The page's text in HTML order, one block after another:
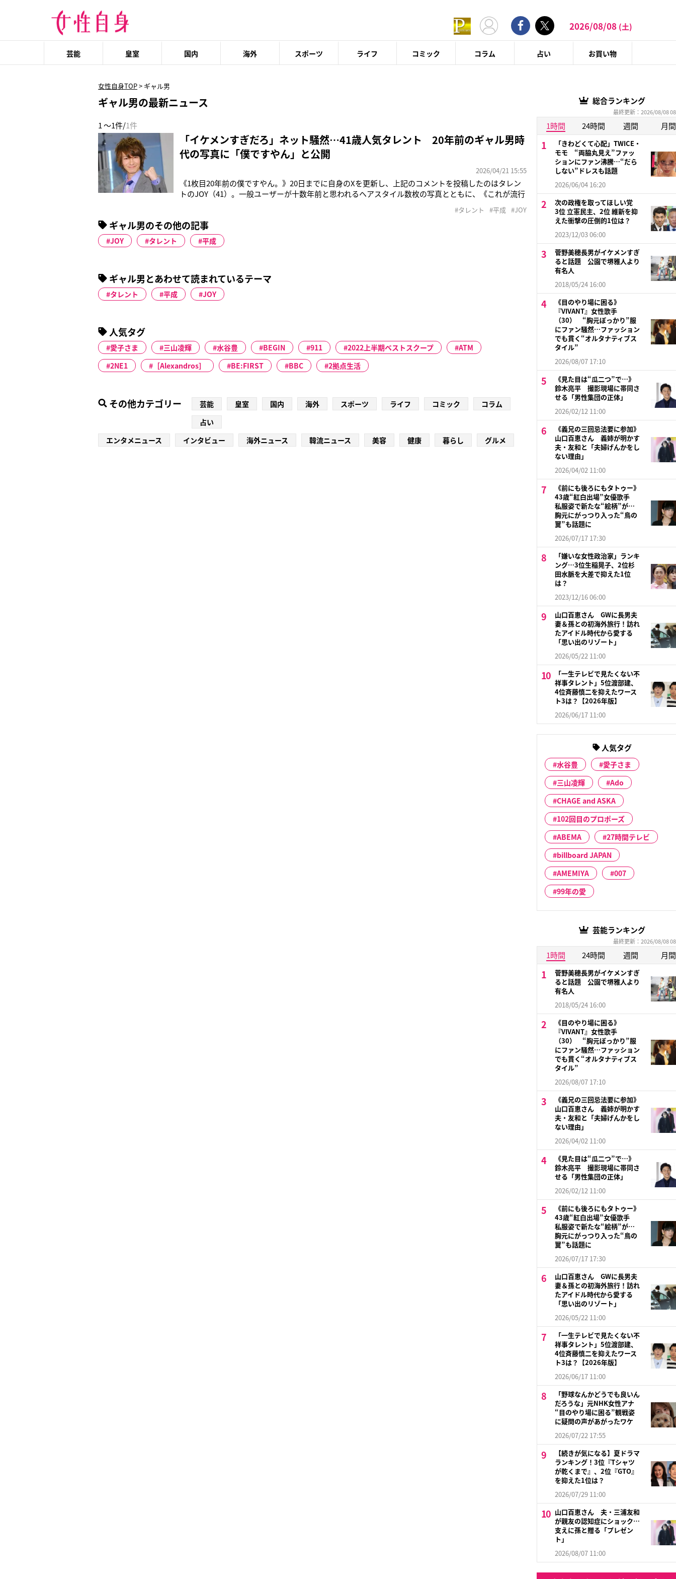
2026/08/08 (土)
芸能 皇室 国内 海外 スポーツ ライフ コミック コラム 占い お買い物
女性自身TOP> ギャル男
ギャル男の最新ニュース
1 ～1件/1件
「イケメンすぎだろ」ネット騒然…41歳人気タレント 20年前のギャル男時
代の写真に「僕ですやん」と公開
2026/04/21 15:55
《1枚目20年前の僕ですやん。》20日までに自身のXを更新し、上記のコメントを投稿したのはタレン
トのJOY（41）。一般ユーザーが十数年前と思われるヘアスタイル数枚の写真とともに、《これが流行
が20年前の自分であることを認めた上で、《全国的にこんな髪型の人が多発してたし、渋谷に関して
はギャルとギャル男が埋
#タレント #平成 #JOY
ギャル男のその他の記事
JOY タレント 平成
ギャル男とあわせて読まれているテーマ
タレント 平成 JOY
人気タグ
愛子さま 三山凌輝 水谷豊 BEGIN 911 2022上半期ベストスクープ
ATM
2NE1
［Alexandros］ BE:FIRST BBC 2拠点生活
その他カテゴリー 芸能 皇室 国内 海外 スポーツ ライフ コミック
コラム
占い
エンタメニュース
インタビュー 海外ニュース 韓流ニュース 美容 健康 暮らし グルメ
総合ランキング
最終更新：2026/08/08
1時間 24時間 週間 月間
「きわどくて心配」TWICE・
モモ “両脇丸見え”ファッ
ションにファン沸騰…“だら
しない”ドレスも話題
2026/06/04 16:20
次の政権を取ってほしい党
3位 立憲民主、2位 維新を抑
えた衝撃の圧倒的1位は？
2023/12/03 06:00
菅野美穂長男がイケメンすぎ
ると話題 公園で堺雅人より
有名人
2018/05/24 16:00
《目のやり場に困る》
『VIVANT』女性歌手
（30） “胸元ぽっかり”服
にファン騒然…ファッション
でも貫く“オルタナティブス
タイル”
2026/08/07 17:10
《見た目は“瓜二つ”で…》
鈴木亮平 撮影現場に帯同さ
せる「男性集団の正体」
2026/02/12 11:00
《義兄の三回忌法要に参加》
山口百恵さん 義姉が明かす
夫・友和と「夫婦げんかをし
ない理由」
2026/04/02 11:00
《前にも後ろにもタトゥー》
43歳“紅白出場”女優歌手
私服姿で新たな“絵柄”が…
胸元にがっつり入った“鳥の
翼”も話題に
2026/07/17 17:30
「嫌いな女性政治家」ランキ
ング…3位生稲晃子、2位杉
田水脈を大差で抑えた1位
は？
2023/12/16 06:00
山口百恵さん GWに長男夫
妻＆孫との初海外旅行！訪れ
たアイドル時代から愛する
「思い出のリゾート」
2026/05/22 11:00
「一生テレビで見たくない不
祥事タレント」5位渡部建、
4位斉藤慎二を抑えたワース
ト3は？【2026年版】
2026/06/17 11:00
人気タグ
水谷豊
愛子さま
三山凌輝
Ado
CHAGE and ASKA
102回目のプロポーズ
ABEMA
27時間テレビ
billboard JAPAN
AMEMIYA
007
99年の愛
芸能ランキング
最終更新：2026/08/08
1時間 24時間 週間 月間
菅野美穂長男がイケメンすぎ
ると話題 公園で堺雅人より
有名人
2018/05/24 16:00
《目のやり場に困る》
『VIVANT』女性歌手
（30） “胸元ぽっかり”服
にファン騒然…ファッション
でも貫く“オルタナティブス
タイル”
2026/08/07 17:10
《義兄の三回忌法要に参加》
山口百恵さん 義姉が明かす
夫・友和と「夫婦げんかをし
ない理由」
2026/04/02 11:00
《見た目は“瓜二つ”で…》
鈴木亮平 撮影現場に帯同さ
せる「男性集団の正体」
2026/02/12 11:00
《前にも後ろにもタトゥー》
43歳“紅白出場”女優歌手
私服姿で新たな“絵柄”が…
胸元にがっつり入った“鳥の
翼”も話題に
2026/07/17 17:30
山口百恵さん GWに長男夫
妻＆孫との初海外旅行！訪れ
たアイドル時代から愛する
「思い出のリゾート」
2026/05/22 11:00
「一生テレビで見たくない不
祥事タレント」5位渡部建、
4位斉藤慎二を抑えたワース
ト3は？【2026年版】
2026/06/17 11:00
「野球なんかどうでも良いん
だろうな」元NHK女性アナ
“目のやり場に困る”観戦姿
に疑問の声があがったワケ
2026/07/22 17:55
【続きが気になる】夏ドラマ
ランキング！3位『Tシャツ
が乾くまで』、2位『GTO』
を抑えた1位は？
2026/07/29 11:00
山口百恵さん 夫・三浦友和
が親友の認知症にショック…
支えに孫と贈る「プレゼン
ト」
2026/08/07 11:00